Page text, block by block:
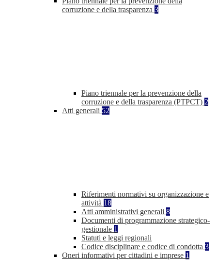
corruzione e della trasparenza 3
Piano triennale per la prevenzione della
corruzione e della trasparenza (PTPCT) 2
Atti generali 52
Riferimenti normativi su organizzazione e
attività 18
Atti amministrativi generali 8
Documenti di programmazione strategico-
gestionale 1
Statuti e leggi regionali
Codice disciplinare e codice di condotta 3
Oneri informativi per cittadini e imprese 1